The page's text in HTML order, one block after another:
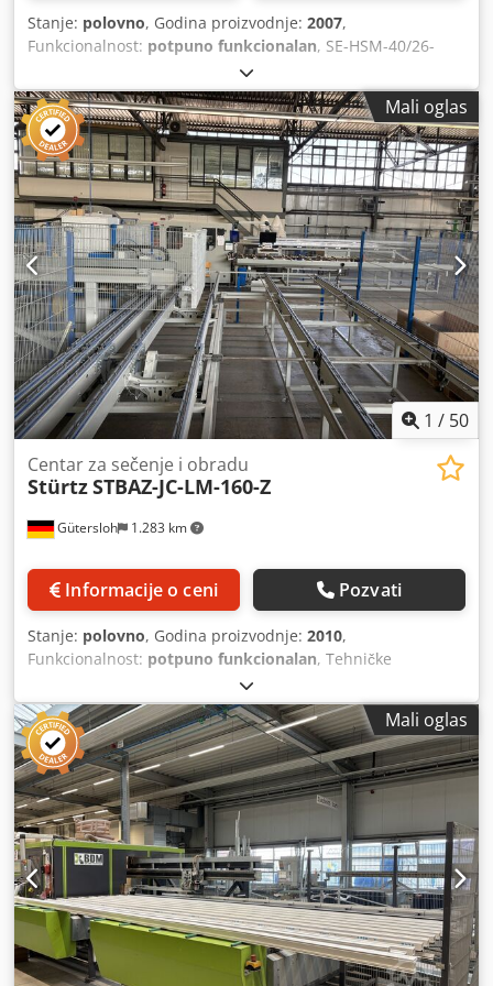
vojводство, Poljska.
Stanje: polovno, Godina proizvodnje: 2007,
Funkcionalnost: potpuno funkcionalan, SE-HSM-40/26-
COMPACT-PLUS Horizontalna mašina za zavarivanje sa
četiri glave 2MC Horizontalna CNC mašina za obradu
uglova, sa kontrolom pokreta WST-30 Horizontalna
rotirajuća stanica Dwsdjzm N Nrspfx Aa Hsa Minimalna
veličina elementa 320 × 320 mm Maksimalna veličina
elementa 4.000 × 2.600 mm Maksimalna težina elementa
80 kg Minimalna veličina radne površine 320 × 320 mm
Maksimalna veličina radne površine 4.000 × 2.600 mm
Mali oglas
1 / 50
Gütersloh 1.283 km
Centar za sečenje i obradu
StürtzSTBAZ-JC-LM-160-Z
Informacije o ceni Pozvati
Stanje: polovno, Godina proizvodnje: 2010,
Funkcionalnost: potpuno funkcionalan, Tehničke
karakteristike: Kapacitet uređaja: do približno 2.000 reza za
8 sati, u zavisnosti od poprečnih preseka korišćenih
armatura. Magacin za unos materijala: 12 mesta,
automatski ciklus rada. Magazin za izlaz materijala: 12
mesta, automatski ciklus rada. Maksimalna dužina šipke:
6.000 mm. Minimalna dužina šipke: 400 mm. Maksimalna
dužina reza: 4.000 mm. Minimalna dužina reza: 170 mm.
Obrada ostataka: 350 mm. Dimenzije profila: 86 × 70 mm.
Maksimalna debljina zida: 3 mm. Funkcionalnost i oprema:
• Jedinica testere sa sistemom za prskanje rashladne
tečnosti. • Automatski radni proces. • Transport materijala
u smeru Z. • Sistem dijaloga na ekranu sa prikazom tabele
opterećenja. • Smer kretanja u zavisnosti od konfiguracije,
Mali oglas